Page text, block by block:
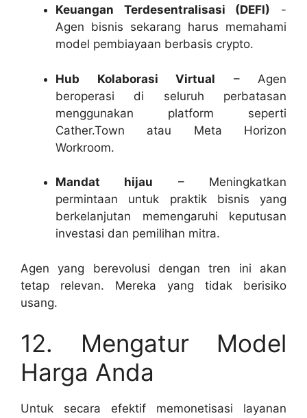
Keuangan Terdesentralisasi (DEFI) -
Agen bisnis sekarang harus memahami
model pembiayaan berbasis crypto.
Hub Kolaborasi Virtual – Agen
beroperasi di seluruh perbatasan
menggunakan platform seperti
Cather.Town atau Meta Horizon
Workroom.
Mandat hijau – Meningkatkan
permintaan untuk praktik bisnis yang
berkelanjutan memengaruhi keputusan
investasi dan pemilihan mitra.
Agen yang berevolusi dengan tren ini akan
tetap relevan. Mereka yang tidak berisiko
usang.
12. Mengatur Model
Harga Anda
Untuk secara efektif memonetisasi layanan